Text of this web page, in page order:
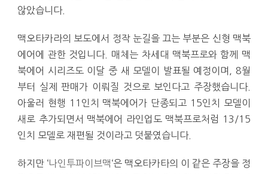
않았습니다.
맥오타카라의 보도에서 정작 눈길을 끄는 부분은 신형 맥북
에어에 관한 것입니다. 매체는 차세대 맥북프로와 함께 맥
북에어 시리즈도 이달 중 새 모델이 발표될 예정이며, 8월
부터 실제 판매가 이뤄질 것으로 보인다고 주장했습니다.
아울러 현행 11인치 맥북에어가 단종되고 15인치 모델이
새로 추가되면서 맥북에어 라인업도 맥북프로처럼 13/15
인치 모델로 재편될 것이라고 덧붙였습니다.
하지만 ‘나인투파이브맥‘은 맥오타카타의 이 같은 주장을 정